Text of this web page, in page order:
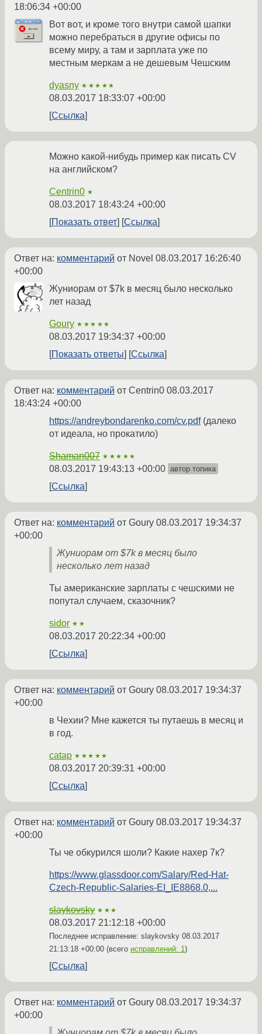
18:06:34 +00:00
Вот вот, и кроме того внутри самой шапки
можно перебраться в другие офисы по
всему миру, а там и зарплата уже по
местным меркам а не дешевым Чешским
dyasny ★★★★★
08.03.2017 18:33:07 +00:00
Ссылка
Можно какой-нибудь пример как писать CV
на английском?
Centrin0 ★
08.03.2017 18:43:24 +00:00
Показать ответ
Ссылка
Ответ на: комментарий от Novel 08.03.2017 16:26:40
+00:00
Жуниорам от $7k в месяц было несколько
лет назад
Goury ★★★★★
08.03.2017 19:34:37 +00:00
Показать ответы
Ссылка
Ответ на: комментарий от Centrin0 08.03.2017
18:43:24 +00:00
https://andreybondarenko.com/cv.pdf(далеко
от идеала, но прокатило)
Shaman007 ★★★★★
08.03.2017 19:43:13 +00:00 автор топика
Ссылка
Ответ на: комментарий от Goury 08.03.2017 19:34:37
+00:00
Жуниорам от $7k в месяц было
несколько лет назад
Ты американские зарплаты с чешскими не
попутал случаем, сказочник?
sidor ★★
08.03.2017 20:22:34 +00:00
Ссылка
Ответ на: комментарий от Goury 08.03.2017 19:34:37
+00:00
в Чехии? Мне кажется ты путаешь в месяц и
в год.
catap ★★★★★
08.03.2017 20:39:31 +00:00
Ссылка
Ответ на: комментарий от Goury 08.03.2017 19:34:37
+00:00
Ты че обкурился шоли? Какие нахер 7к?
https://www.glassdoor.com/Salary/Red-Hat-
Czech-Republic-Salaries-EI_IE8868.0,...
slaykovsky ★★★
08.03.2017 21:12:18 +00:00
Последнее исправление: slaykovsky 08.03.2017
21:13:18 +00:00 (всего исправлений: 1)
Ссылка
Ответ на: комментарий от Goury 08.03.2017 19:34:37
+00:00